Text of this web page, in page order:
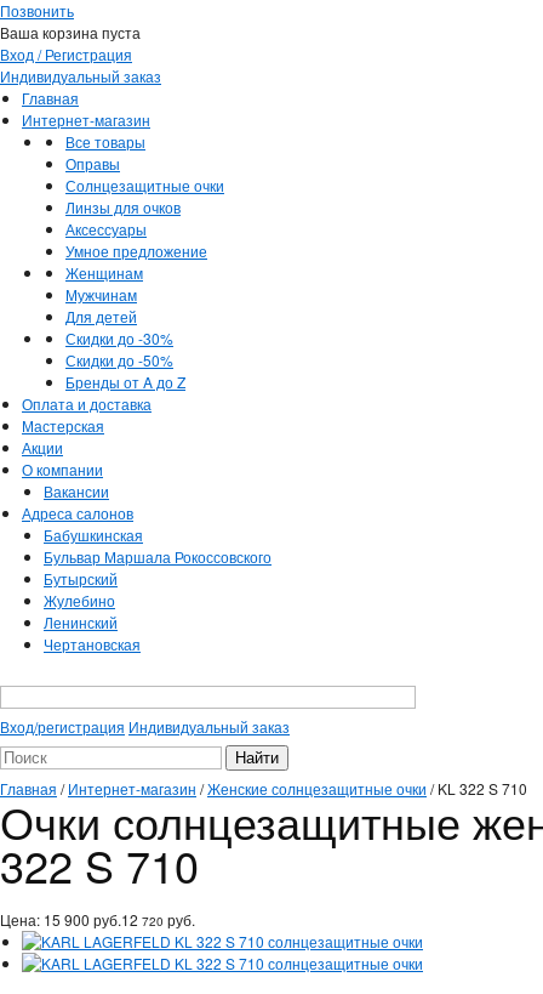
Позвонить
Ваша корзина пуста
Вход / Регистрация
Индивидуальный заказ
Главная
Интернет-магазин
Все товары
Оправы
Солнцезащитные очки
Линзы для очков
Аксессуары
Умное предложение
Женщинам
Мужчинам
Для детей
Скидки до -30%
Скидки до -50%
Бренды от A до Z
Оплата и доставка
Мастерская
Акции
О компании
Вакансии
Адреса салонов
Бабушкинская
Бульвар Маршала Рокоссовского
Бутырский
Жулебино
Ленинский
Чертановская
Вход/регистрация Индивидуальный заказ
Главная /Интернет-магазин /Женские солнцезащитные очки /KL 322 S 710
Очки солнцезащитные
322 S 710
Цена: 15 900 руб.12 720 руб.